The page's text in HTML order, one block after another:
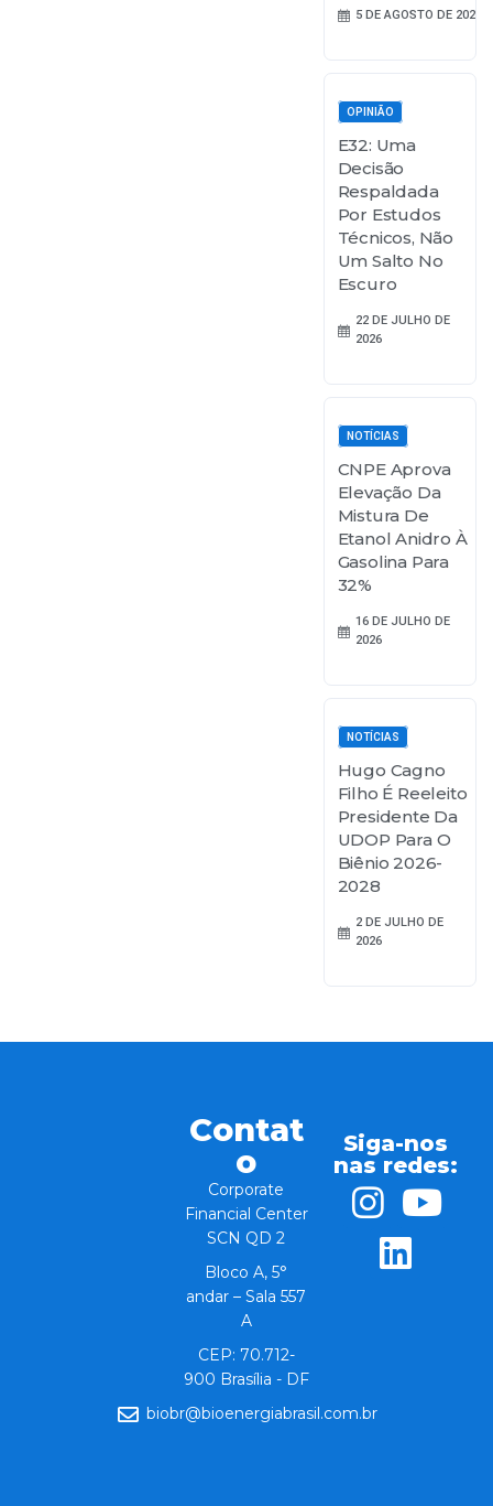
5 DE AGOSTO DE 2026
OPINIÃO
E32: Uma
Decisão
Respaldada
Por Estudos
Técnicos, Não
Um Salto No
Escuro
22 DE JULHO DE
2026
NOTÍCIAS
CNPE Aprova
Elevação Da
Mistura De
Etanol Anidro À
Gasolina Para
32%
16 DE JULHO DE
2026
NOTÍCIAS
Hugo Cagno
Filho É Reeleito
Presidente Da
UDOP Para O
Biênio 2026-
2028
2 DE JULHO DE
2026
Contat
o
Corporate
Financial Center
SCN QD 2
Bloco A, 5°
andar – Sala 557
A
CEP: 70.712-
900 Brasília - DF
biobr@bioenergiabrasil.com.br
Siga-nos
nas redes: